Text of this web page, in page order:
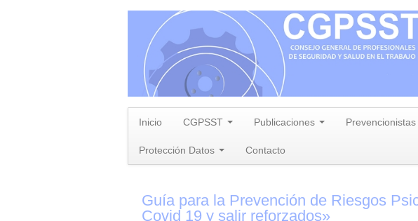
Inicio CGPSST Publicaciones Prevencionistas
Protección Datos Contacto
Guía para la Prevención de Riesgos
Covid 19 y salir reforzados»